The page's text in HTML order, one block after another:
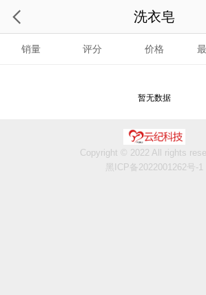
销量 评分 价格
暂无数据
洗衣皂
Copyright © 2022 All rights
黑ICP备2022001262号-1